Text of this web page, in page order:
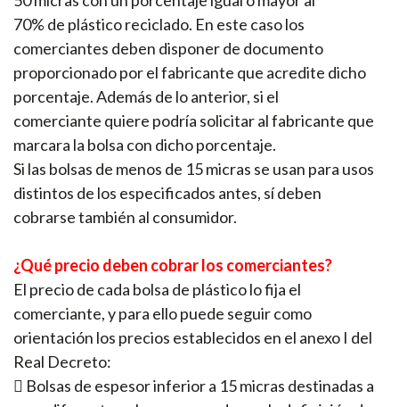
70% de plástico reciclado. En este caso los
comerciantes deben disponer de documento
proporcionado por el fabricante que acredite dicho
porcentaje. Además de lo anterior, si el
comerciante quiere podría solicitar al fabricante que
marcara la bolsa con dicho porcentaje.
Si las bolsas de menos de 15 micras se usan para usos
distintos de los especificados antes, sí deben
cobrarse también al consumidor.
¿Qué precio deben cobrar los comerciantes?
El precio de cada bolsa de plástico lo fija el
comerciante, y para ello puede seguir como
orientación los precios establecidos en el anexo I del
Real Decreto:
 Bolsas de espesor inferior a 15 micras destinadas a